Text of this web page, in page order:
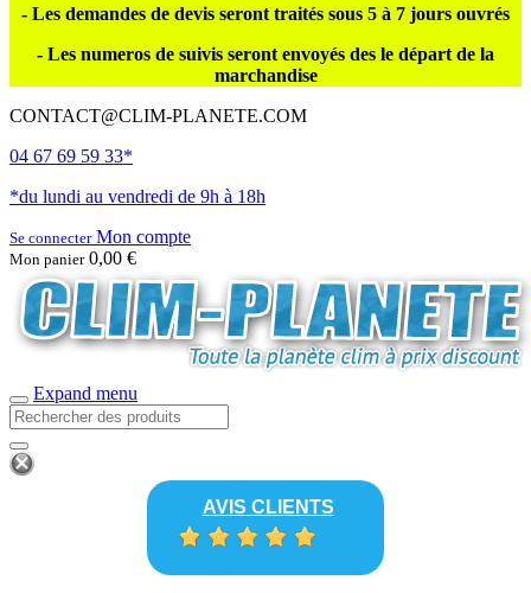
- Les demandes de devis seront traités sous 5 à 7 jours ouvrés
- Les numeros de suivis seront envoyés des le départ de la
marchandise
CONTACT@CLIM-PLANETE.COM
04 67 69 59 33*
*du lundi au vendredi de 9h à 18h
Se connecterMon compte
Mon panier 0,00 €
Expand menu
AVIS CLIENTS